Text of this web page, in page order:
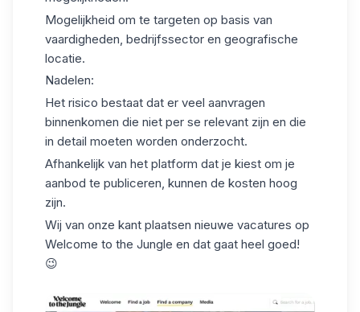
Mogelijkheid om te targeten op basis van
vaardigheden, bedrijfssector en geografische
locatie.
Nadelen:
Het risico bestaat dat er veel aanvragen
binnenkomen die niet per se relevant zijn en die
in detail moeten worden onderzocht.
Afhankelijk van het platform dat je kiest om je
aanbod te publiceren, kunnen de kosten hoog
zijn.
Wij van onze kant plaatsen nieuwe vacatures op
Welcome to the Jungle en dat gaat heel goed!
😉